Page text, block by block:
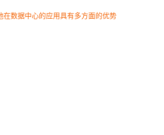
在数据中心的应用具有多方面的优势